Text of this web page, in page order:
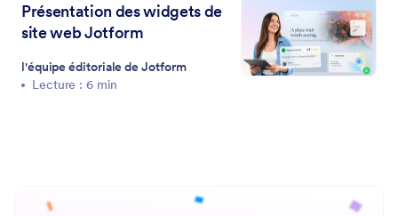
Présentation des widgets de
site web Jotform
l'équipe éditoriale de Jotform
Lecture : 6 min